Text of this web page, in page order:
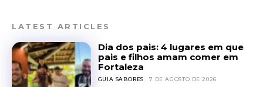
LATEST ARTICLES
Dia dos pais: 4 lugares em que
pais e filhos amam comer em
Fortaleza
GUIA SABORES 7 DE AGOSTO DE 2026